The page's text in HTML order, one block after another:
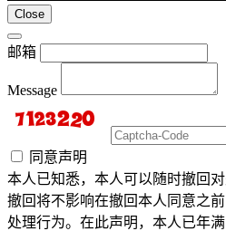
Close
邮箱
Message
同意声明
本人已知悉，本人可以随时撤回
撤回将不影响在撤回本人同意之
处理行为。在此声明，本人已年